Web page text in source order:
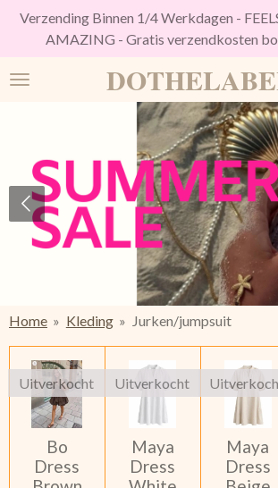
Ga
direct
de
Verzending Binnen 1/4 Werkdagen -
AMAZING - Gratis verzendkosten
Home » Kleding » Jurken/jumpsuit
Uitverkocht
Bo
Dress
Uitverkocht
Maya
Dress
Maya
Dress